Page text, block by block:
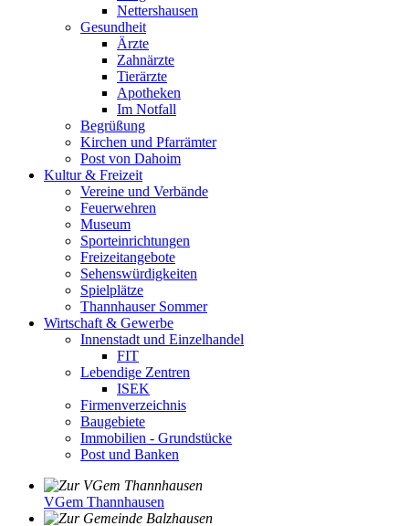
Nettershausen
Gesundheit
Ärzte
Zahnärzte
Tierärzte
Apotheken
Im Notfall
Begrüßung
Kirchen und Pfarrämter
Post von Dahoim
Kultur & Freizeit
Vereine und Verbände
Feuerwehren
Museum
Sporteinrichtungen
Freizeitangebote
Sehenswürdigkeiten
Spielplätze
Thannhauser Sommer
Wirtschaft & Gewerbe
Innenstadt und Einzelhandel
FIT
Lebendige Zentren
ISEK
Firmenverzeichnis
Baugebiete
Immobilien - Grundstücke
Post und Banken
VGem Thannhausen